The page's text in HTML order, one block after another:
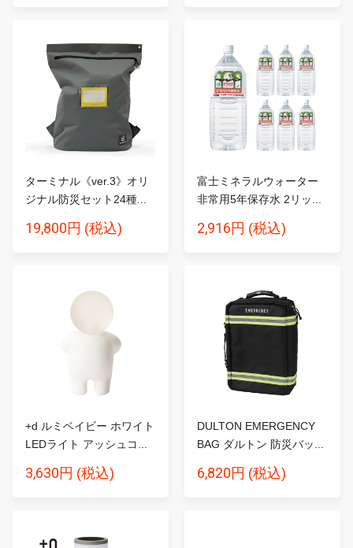
ターミナル《ver.3》オリ
ジナル防災セット24種...
19,800円 (税込)
富士ミネラルウォーター
非常用5年保存水 2リッ...
2,916円 (税込)
+d ルミベイビー ホワイト
LEDライト アッシュコ...
3,630円 (税込)
DULTON EMERGENCY
BAG ダルトン 防災バッ...
6,820円 (税込)